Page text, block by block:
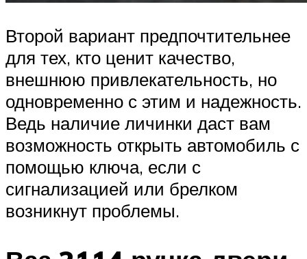
Второй вариант предпочтительнее
для тех, кто ценит качество,
внешнюю привлекательность, но
одновременно с этим и надежность.
Ведь наличие личинки даст вам
возможность открыть автомобиль с
помощью ключа, если с
сигнализацией или брелком
возникнут проблемы.